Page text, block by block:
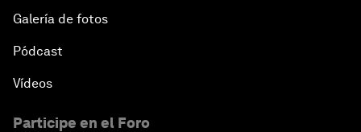
Galería de fotos
Pódcast
Vídeos
Participe en el Foro